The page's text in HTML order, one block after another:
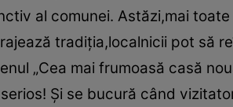
al comunei. Astăzi,mai
tradiţia,localnicii pot să
„Cea mai frumoasă casă
Şi se bucură când